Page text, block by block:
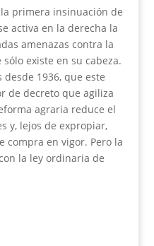
primera insinuación de
activa en la derecha la
amenazas contra la
existe en su cabeza.
1936, que este
de decreto que agiliza
agraria reduce el
y, lejos de expropiar,
compra en vigor. Pero la
la ley ordinaria de